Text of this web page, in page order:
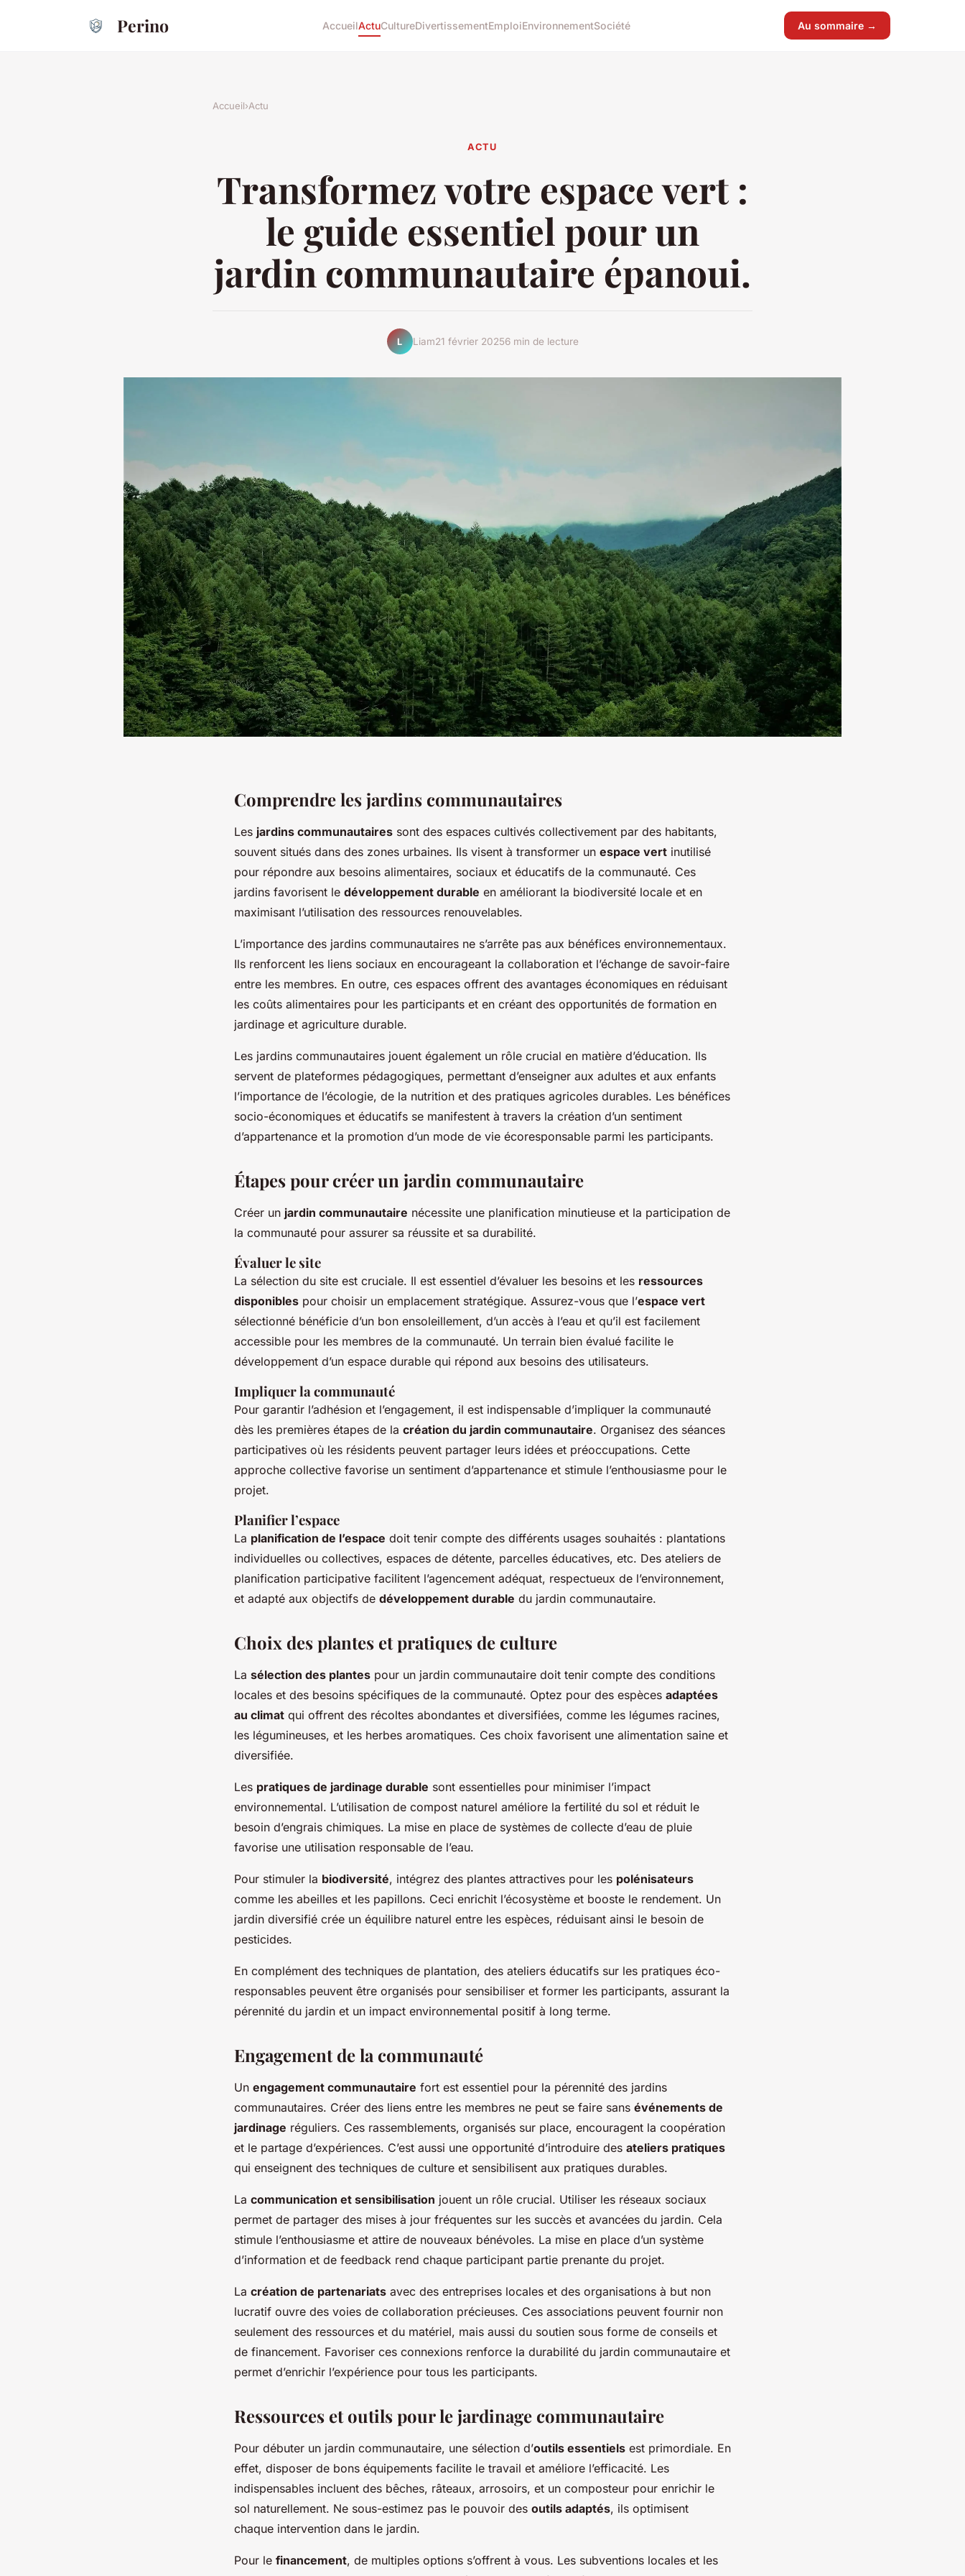
Perino AccueilActuCultureDivertissementEmploiEnvironnementSociété Au sommaire →
Accueil›Actu
ACTU
Transformez votre espace vert :
le guide essentiel pour un
jardin communautaire épanoui.
L Liam21 février 20256 min de lecture
Comprendre les jardins communautaires
Les jardins communautaires sont des espaces cultivés collectivement par des habitants,
souvent situés dans des zones urbaines. Ils visent à transformer un espace vert inutilisé
pour répondre aux besoins alimentaires, sociaux et éducatifs de la communauté. Ces
jardins favorisent le développement durable en améliorant la biodiversité locale et en
maximisant l’utilisation des ressources renouvelables.
L’importance des jardins communautaires ne s’arrête pas aux bénéfices environnementaux.
Ils renforcent les liens sociaux en encourageant la collaboration et l’échange de savoir-faire
entre les membres. En outre, ces espaces offrent des avantages économiques en réduisant
les coûts alimentaires pour les participants et en créant des opportunités de formation en
jardinage et agriculture durable.
Les jardins communautaires jouent également un rôle crucial en matière d’éducation. Ils
servent de plateformes pédagogiques, permettant d’enseigner aux adultes et aux enfants
l’importance de l’écologie, de la nutrition et des pratiques agricoles durables. Les bénéfices
socio-économiques et éducatifs se manifestent à travers la création d’un sentiment
d’appartenance et la promotion d’un mode de vie écoresponsable parmi les participants.
Étapes pour créer un jardin communautaire
Créer un jardin communautaire nécessite une planification minutieuse et la participation de
la communauté pour assurer sa réussite et sa durabilité.
Évaluer le site
La sélection du site est cruciale. Il est essentiel d’évaluer les besoins et les ressources
disponibles pour choisir un emplacement stratégique. Assurez-vous que l’espace vert
sélectionné bénéficie d’un bon ensoleillement, d’un accès à l’eau et qu’il est facilement
accessible pour les membres de la communauté. Un terrain bien évalué facilite le
développement d’un espace durable qui répond aux besoins des utilisateurs.
Impliquer la communauté
Pour garantir l’adhésion et l’engagement, il est indispensable d’impliquer la communauté
dès les premières étapes de la création du jardin communautaire. Organisez des séances
participatives où les résidents peuvent partager leurs idées et préoccupations. Cette
approche collective favorise un sentiment d’appartenance et stimule l’enthousiasme pour le
projet.
Planifier l’espace
La planification de l’espace doit tenir compte des différents usages souhaités : plantations
individuelles ou collectives, espaces de détente, parcelles éducatives, etc. Des ateliers de
planification participative facilitent l’agencement adéquat, respectueux de l’environnement,
et adapté aux objectifs de développement durable du jardin communautaire.
Choix des plantes et pratiques de culture
La sélection des plantes pour un jardin communautaire doit tenir compte des conditions
locales et des besoins spécifiques de la communauté. Optez pour des espèces adaptées
au climat qui offrent des récoltes abondantes et diversifiées, comme les légumes racines,
les légumineuses, et les herbes aromatiques. Ces choix favorisent une alimentation saine et
diversifiée.
Les pratiques de jardinage durable sont essentielles pour minimiser l’impact
environnemental. L’utilisation de compost naturel améliore la fertilité du sol et réduit le
besoin d’engrais chimiques. La mise en place de systèmes de collecte d’eau de pluie
favorise une utilisation responsable de l’eau.
Pour stimuler la biodiversité, intégrez des plantes attractives pour les polénisateurs
comme les abeilles et les papillons. Ceci enrichit l’écosystème et booste le rendement. Un
jardin diversifié crée un équilibre naturel entre les espèces, réduisant ainsi le besoin de
pesticides.
En complément des techniques de plantation, des ateliers éducatifs sur les pratiques éco-
responsables peuvent être organisés pour sensibiliser et former les participants, assurant la
pérennité du jardin et un impact environnemental positif à long terme.
Engagement de la communauté
Un engagement communautaire fort est essentiel pour la pérennité des jardins
communautaires. Créer des liens entre les membres ne peut se faire sans événements de
jardinage réguliers. Ces rassemblements, organisés sur place, encouragent la coopération
et le partage d’expériences. C’est aussi une opportunité d’introduire des ateliers pratiques
qui enseignent des techniques de culture et sensibilisent aux pratiques durables.
La communication et sensibilisation jouent un rôle crucial. Utiliser les réseaux sociaux
permet de partager des mises à jour fréquentes sur les succès et avancées du jardin. Cela
stimule l’enthousiasme et attire de nouveaux bénévoles. La mise en place d’un système
d’information et de feedback rend chaque participant partie prenante du projet.
La création de partenariats avec des entreprises locales et des organisations à but non
lucratif ouvre des voies de collaboration précieuses. Ces associations peuvent fournir non
seulement des ressources et du matériel, mais aussi du soutien sous forme de conseils et
de financement. Favoriser ces connexions renforce la durabilité du jardin communautaire et
permet d’enrichir l’expérience pour tous les participants.
Ressources et outils pour le jardinage communautaire
Pour débuter un jardin communautaire, une sélection d’outils essentiels est primordiale. En
effet, disposer de bons équipements facilite le travail et améliore l’efficacité. Les
indispensables incluent des bêches, râteaux, arrosoirs, et un composteur pour enrichir le
sol naturellement. Ne sous-estimez pas le pouvoir des outils adaptés, ils optimisent
chaque intervention dans le jardin.
Pour le financement, de multiples options s’offrent à vous. Les subventions locales et les